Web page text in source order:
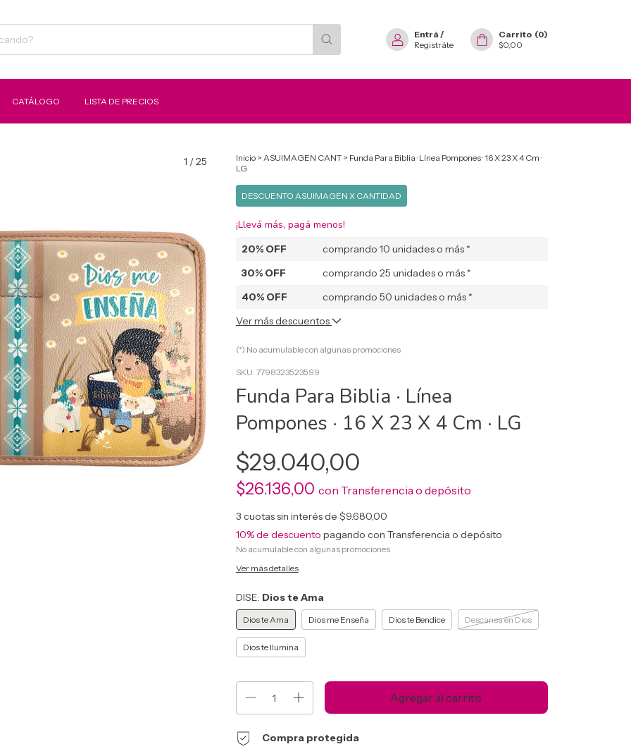
Entrá /
Registráte
Carrito (0)
$0,00
CATÁLOGO LISTA DE PRECIOS
1 /25 Inicio > ASUIMAGEN CANT > Funda Para Biblia · Línea Pompones · 16 X 23 X 4 Cm ·
LG
DESCUENTO ASUIMAGEN X CANTIDAD
¡Llevá más, pagá menos!
20% OFF
comprando 10 unidades o más *
30% OFF
comprando 25 unidades o más *
40% OFF
comprando 50 unidades o más *
Ver más descuentos
(*) No acumulable con algunas promociones
SKU: 7798323523599
Funda Para Biblia · Línea
Pompones · 16 X 23 X 4 Cm · LG
$29.040,00
$26.136,00 con Transferencia o depósito
3 cuotas sin interés de $9.680,00
10% de descuento pagando con Transferencia o depósito
No acumulable con algunas promociones
Ver más detalles
DISE: Dios te Ama
Dios te Ama Dios me Enseña Dios te Bendice Descansa en Dios
Dios te Ilumina
Compra protegida